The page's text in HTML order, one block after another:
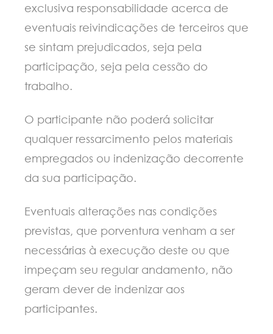
exclusiva responsabilidade acerca de
eventuais reivindicações de terceiros que
se sintam prejudicados, seja pela
participação, seja pela cessão do
trabalho.
O participante não poderá solicitar
qualquer ressarcimento pelos materiais
empregados ou indenização decorrente
da sua participação.
Eventuais alterações nas condições
previstas, que porventura venham a ser
necessárias à execução deste ou que
impeçam seu regular andamento, não
geram dever de indenizar aos
participantes.